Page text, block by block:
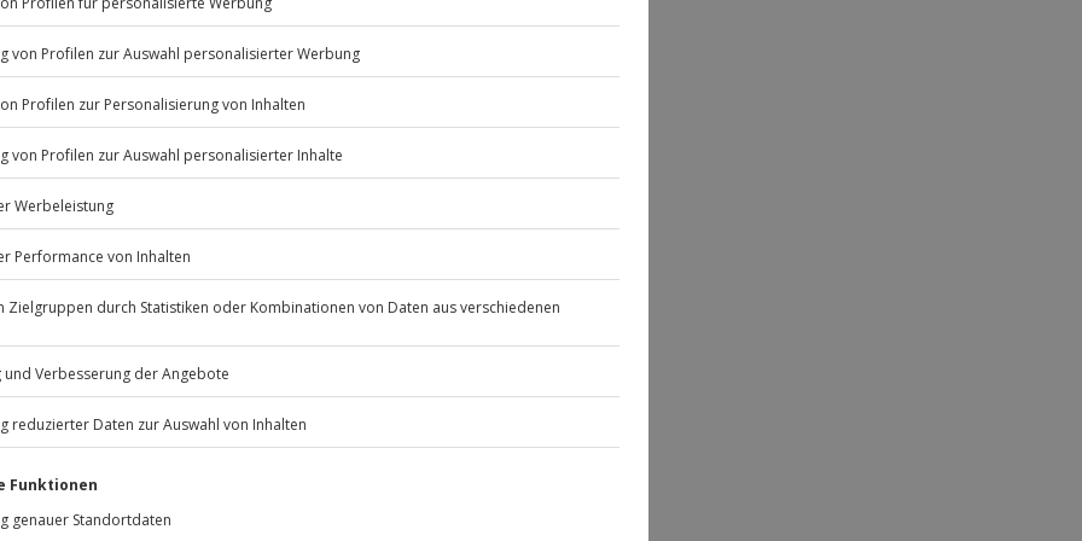
Absprache mit dem
© OpenStreetMaps
Jochen SchweizerGmbH
Mühldorfstraße 8
außer an bundesweiten